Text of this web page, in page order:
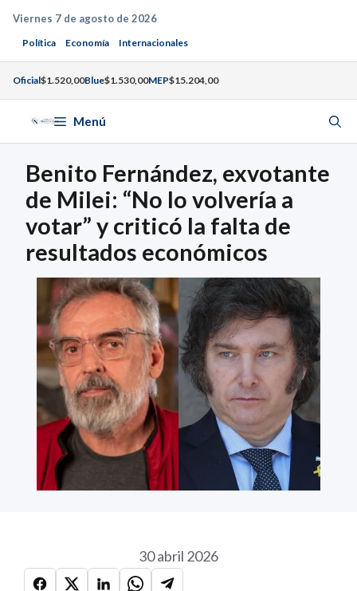
Saltar
contenido
Viernes 7 de agosto de 2026
Política Economía Internacionales
Oficial$1.520,00Blue$1.530,00MEP$15.204,00
Menú
Benito Fernández, exvotante
de Milei: “No lo volvería a
votar” y criticó la falta de
resultados económicos
30 abril 2026